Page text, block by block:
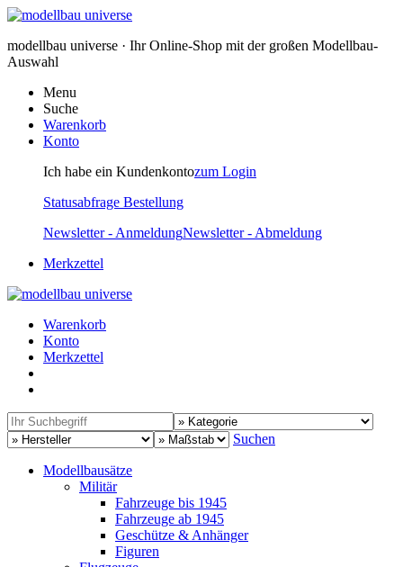
modellbau universe · Ihr Online-Shop mit der großen Modellbau-
Auswahl
Menu
Suche
Warenkorb
Konto
Ich habe ein Kundenkontozum Login
Statusabfrage Bestellung
Newsletter - AnmeldungNewsletter - Abmeldung
Merkzettel
Warenkorb
Konto
Merkzettel
Suchen
Modellbausätze
Militär
Fahrzeuge bis 1945
Fahrzeuge ab 1945
Geschütze & Anhänger
Figuren